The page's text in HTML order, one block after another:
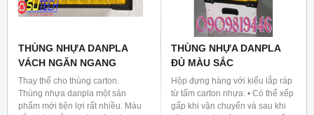
THÙNG NHỰA DANPLA
VÁCH NGĂN NGANG
Thay thế cho thùng carton.
Thùng nhựa danpla một sản
phẩm mới tiện lợi rất nhiều. Màu
THÙNG NHỰA DANPLA
ĐỦ MÀU SẮC
Hộp đựng hàng với kiểu lắp ráp
từ tấm carton nhựa: • Có thể xếp
gấp khi vận chuyển và sau khi